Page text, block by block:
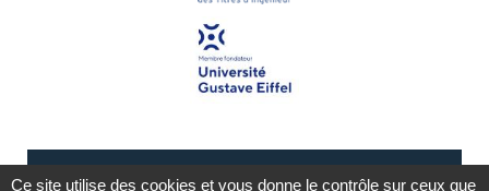
Ce site utilise des cookies et vous donne le contrôle sur ceux que